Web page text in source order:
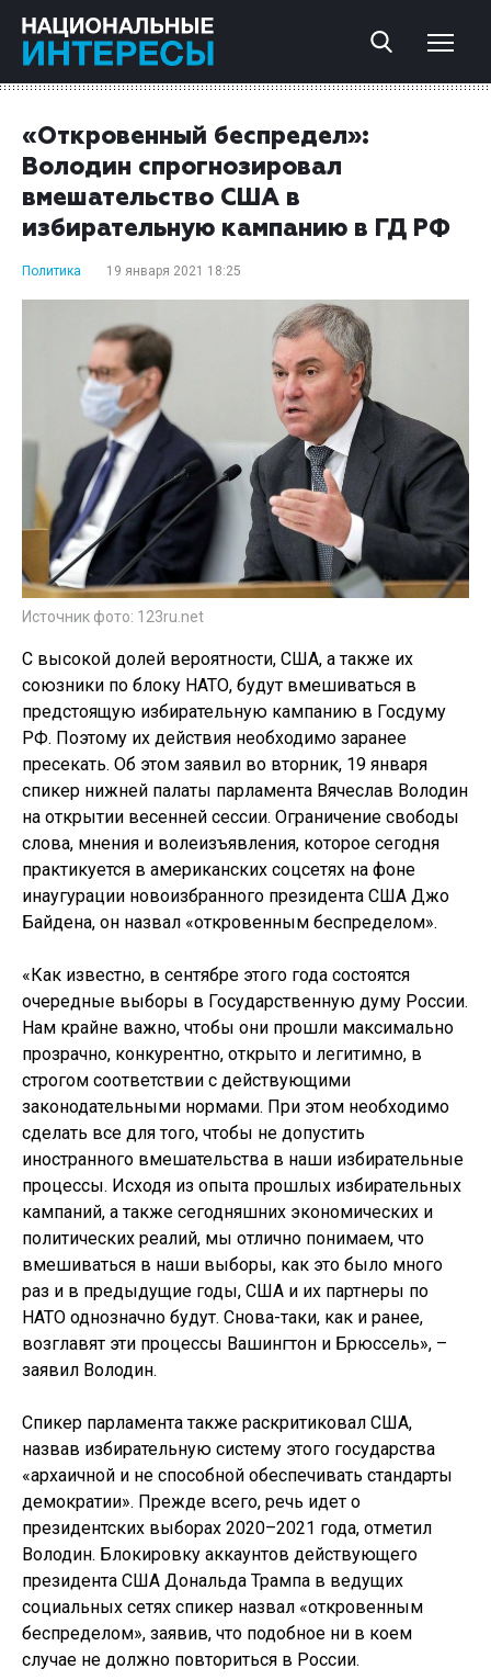
«Откровенный беспредел»:
Володин спрогнозировал
вмешательство США в
избирательную кампанию в ГД РФ
Политика 19 января 2021 18:25
Источник фото: 123ru.net
С высокой долей вероятности, США, а также их
союзники по блоку НАТО, будут вмешиваться в
предстоящую избирательную кампанию в Госдуму
РФ. Поэтому их действия необходимо заранее
пресекать. Об этом заявил во вторник, 19 января
спикер нижней палаты парламента Вячеслав Володин
на открытии весенней сессии. Ограничение свободы
слова, мнения и волеизъявления, которое сегодня
практикуется в американских соцсетях на фоне
инаугурации новоизбранного президента США Джо
Байдена, он назвал «откровенным беспределом».
«Как известно, в сентябре этого года состоятся
очередные выборы в Государственную думу России.
Нам крайне важно, чтобы они прошли максимально
прозрачно, конкурентно, открыто и легитимно, в
строгом соответствии с действующими
законодательными нормами. При этом необходимо
сделать все для того, чтобы не допустить
иностранного вмешательства в наши избирательные
процессы. Исходя из опыта прошлых избирательных
кампаний, а также сегодняшних экономических и
политических реалий, мы отлично понимаем, что
вмешиваться в наши выборы, как это было много
раз и в предыдущие годы, США и их партнеры по
НАТО однозначно будут. Снова-таки, как и ранее,
возглавят эти процессы Вашингтон и Брюссель», –
заявил Володин.
Спикер парламента также раскритиковал США,
назвав избирательную систему этого государства
«архаичной и не способной обеспечивать стандарты
демократии». Прежде всего, речь идет о
президентских выборах 2020–2021 года, отметил
Володин. Блокировку аккаунтов действующего
президента США Дональда Трампа в ведущих
социальных сетях спикер назвал «откровенным
беспределом», заявив, что подобное ни в коем
случае не должно повториться в России.